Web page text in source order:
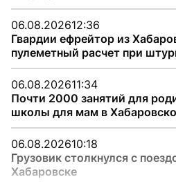
06.08.202612:36
Гвардии ефрейтор из
пулеметный расчет при
06.08.202611:34
Почти 2000 занятий для
школы для мам в
06.08.202610:18
Грузовик столкнулся с
Хабаровске